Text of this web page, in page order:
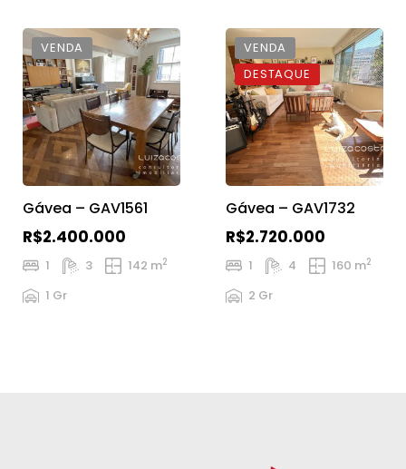
VENDA
Gávea – GAV1561
R$2.400.000
1 3 142 m2
1 Gr
VENDA
DESTAQUE
Gávea – GAV1732
R$2.720.000
1 4 160 m2
2 Gr